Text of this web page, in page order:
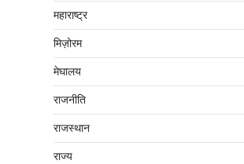
महाराष्‍ट्र
मिज़ोरम
मेघालय
राजनीति
राजस्थान
राज्य